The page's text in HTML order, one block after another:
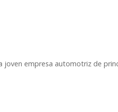
joven empresa automotriz de